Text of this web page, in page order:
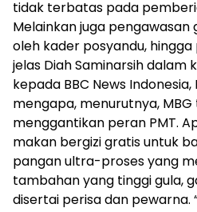
tidak terbatas pada
Melainkan juga pengawasan
oleh kader posyandu,
jelas Diah Saminarsih
kepada BBC News
mengapa, menurutnya, MBG
menggantikan peran PMT.
makan bergizi gratis untuk
pangan ultra-proses yang
tambahan yang tinggi gula,
disertai perisa dan pewarna.